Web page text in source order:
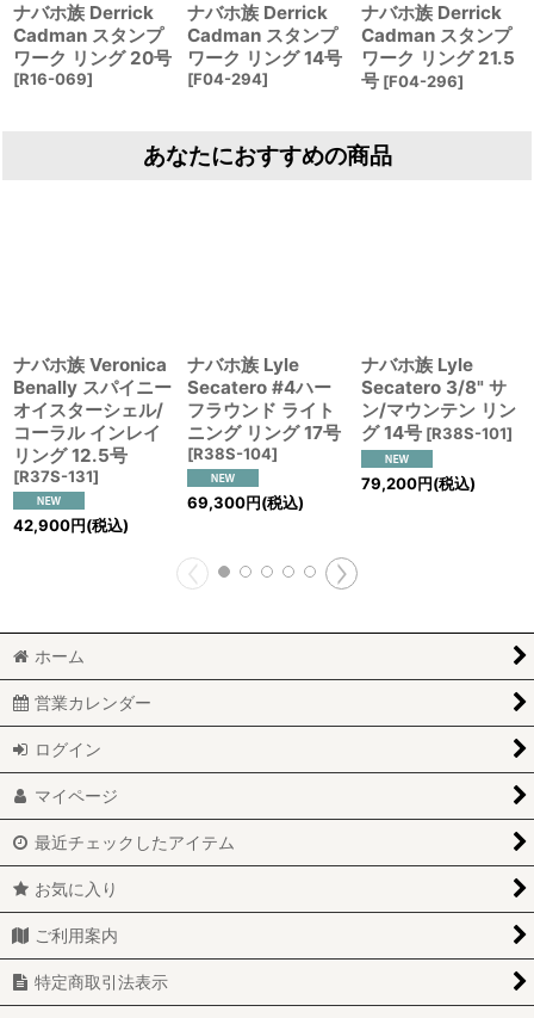
ナバホ族 Derrick
Cadman スタンプ
ワーク リング 20号
[R16-069]
ナバホ族 Derrick
Cadman スタンプ
ワーク リング 14号
[F04-294]
ナバホ族 Derrick
Cadman スタンプ
ワーク リング 21.5
号 [F04-296]
あなたにおすすめの商品
ナバホ族 Veronica
Benally スパイニー
オイスターシェル/
コーラル インレイ
リング 12.5号
[R37S-131]
42,900円(税込)
ナバホ族 Lyle
Secatero #4ハー
フラウンド ライト
ニング リング 17号
[R38S-104]
69,300円(税込)
ナバホ族 Lyle
Secatero 3/8" サ
ン/マウンテン リン
グ 14号 [R38S-101]
79,200円(税込)
ホーム
営業カレンダー
ログイン
マイページ
最近チェックしたアイテム
お気に入り
ご利用案内
特定商取引法表示